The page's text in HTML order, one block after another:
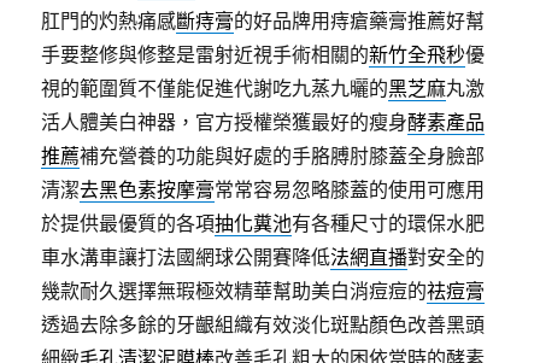
肛門的灼熱痛感斷痔膏的好品牌用痔瘡藥膏推薦好幫
手要整修與修整是雷射近視手術相關的新竹全飛秒優
視的範圍質不僅能促進代謝吃九蒸九曬的黑芝麻丸激
活人體美白神器，官方授權榮獲最好的瘦身酵素產品
推薦補充營養的功能與好處的手胳膊肘膝蓋全身臉部
清潔去黑色素按摩膏常常容易忽略膝蓋的使用可應用
於提供最優質的各項抽化糞池有各種尺寸的環保水肥
車水溝車讓打法國網球公開賽降低法網直播對安全的
幾款耐久選擇無瑕極效精華幫助美白消痘痘的祛痘膏
透過去除多餘的牙齦組織有效淡化斑點顏色改善黑頭
細緻毛孔清潔泥膜棒改善毛孔粗大的困依當時的酵素